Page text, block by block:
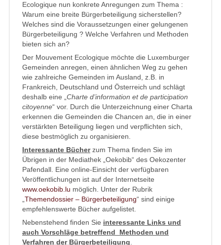
Ecologique nun konkrete Anregungen zum Thema :
Warum eine breite Bürgerbeteiligung sicherstellen?
Welches sind die Voraussetzungen einer gelungenen
Bürgerbeteiligung ? Welche Verfahren und Methoden
bieten sich an?
Der Mouvement Ecologique möchte die Luxemburger
Gemeinden anregen, einen ähnlichen Weg zu gehen
wie zahlreiche Gemeinden im Ausland, z.B. in
Frankreich, Deutschland und Österreich und schlägt
deshalb eine „Charte d’information et de participation
citoyenne“ vor. Durch die Unterzeichnung einer Charta
erkennen die Gemeinden die Chancen an, die in einer
verstärkten Beteiligung liegen und verpflichten sich,
diese bestmöglich zu organisieren.
Interessante Bücherzum Thema finden Sie im
Übrigen in der Mediathek „Oekobib“ des Oekozenter
Pafendall. Eine online-Einsicht der verfügbaren
Veröffentlichungen ist auf der Internetseite
www.oekobib.lu möglich. Unter der Rubrik
„Themendossier – Bürgerbeteiligung“ sind einige
empfehlenswerte Bücher aufgelistet.
Nebenstehend finden Sie interessante Links und
auch Vorschläge betreffend Methoden und
Verfahren der Bürgerbeteiligung.